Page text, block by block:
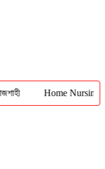
Home Nursing